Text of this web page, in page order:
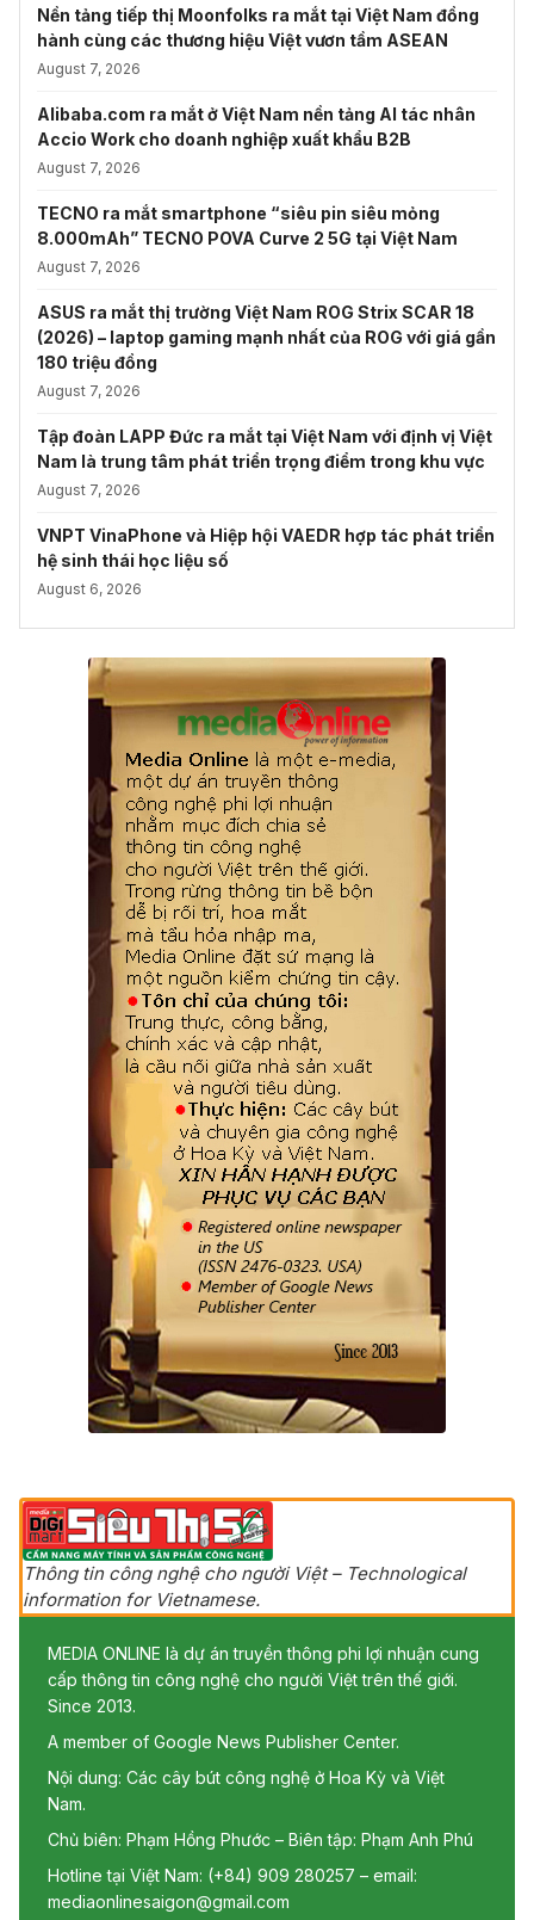
Nền tảng tiếp thị Moonfolks ra mắt tại Việt Nam đồng
hành cùng các thương hiệu Việt vươn tầm ASEAN
August 7, 2026
Alibaba.com ra mắt ở Việt Nam nền tảng AI tác nhân
Accio Work cho doanh nghiệp xuất khẩu B2B
August 7, 2026
TECNO ra mắt smartphone “siêu pin siêu mỏng
8.000mAh” TECNO POVA Curve 2 5G tại Việt Nam
August 7, 2026
ASUS ra mắt thị trường Việt Nam ROG Strix SCAR 18
(2026) – laptop gaming mạnh nhất của ROG với giá gần
180 triệu đồng
August 7, 2026
Tập đoàn LAPP Đức ra mắt tại Việt Nam với định vị Việt
Nam là trung tâm phát triển trọng điểm trong khu vực
August 7, 2026
VNPT VinaPhone và Hiệp hội VAEDR hợp tác phát triển
hệ sinh thái học liệu số
August 6, 2026
Thông tin công nghệ cho người Việt – Technological
information for Vietnamese.
MEDIA ONLINE là dự án truyền thông phi lợi nhuận cung
cấp thông tin công nghệ cho người Việt trên thế giới.
Since 2013.
A member of Google News Publisher Center.
Nội dung: Các cây bút công nghệ ở Hoa Kỳ và Việt
Nam.
Chủ biên: Phạm Hồng Phước – Biên tập: Phạm Anh Phú
Hotline tại Việt Nam: (+84) 909 280257 – email:
mediaonlinesaigon@gmail.com